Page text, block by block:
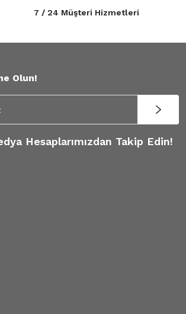
7 / 24 Müşteri Hizmetleri
Olun!
Hesaplarımızdan Takip Edin!